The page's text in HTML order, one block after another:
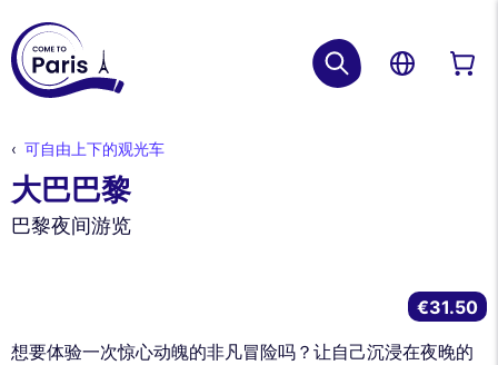
可自由上下的观光车
大巴巴黎
巴黎夜间游览
想要体验一次惊心动魄的非凡冒险吗？让自己沉浸在夜晚的
€31.50